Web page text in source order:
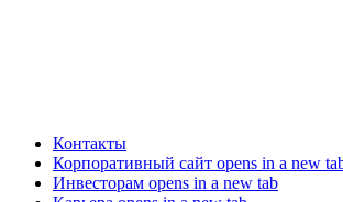
Контакты
Корпоративный сайт opens in a new
Инвесторам opens in a new tab